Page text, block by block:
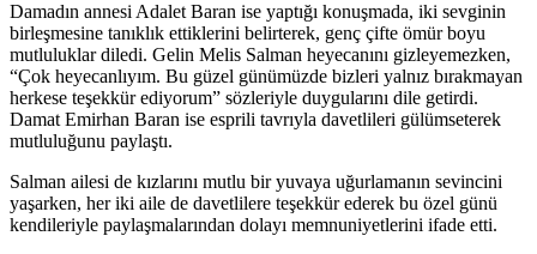
Damadın annesi Adalet Baran ise yaptığı konuşmada, iki sevginin
birleşmesine tanıklık ettiklerini belirterek, genç çifte ömür boyu
mutluluklar diledi. Gelin Melis Salman heyecanını gizleyemezken,
“Çok heyecanlıyım. Bu güzel günümüzde bizleri yalnız bırakmayan
herkese teşekkür ediyorum” sözleriyle duygularını dile getirdi.
Damat Emirhan Baran ise esprili tavrıyla davetlileri gülümseterek
mutluluğunu paylaştı.
Salman ailesi de kızlarını mutlu bir yuvaya uğurlamanın sevincini
yaşarken, her iki aile de davetlilere teşekkür ederek bu özel günü
kendileriyle paylaşmalarından dolayı memnuniyetlerini ifade etti.